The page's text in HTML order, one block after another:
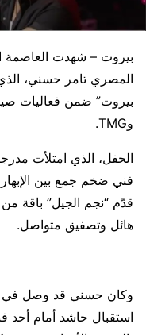
بيروت – شهدت العاصمة
المصري تامر حسني،
وTMG.
الحفل، الذي امتلأت
فني ضخم جمع بين الإبهار
قدّم “نجم الجيل” باقة
هائل وتصفيق متواصل.
وكان حسني قد وصل في
استقبال حاشد أمام أحد